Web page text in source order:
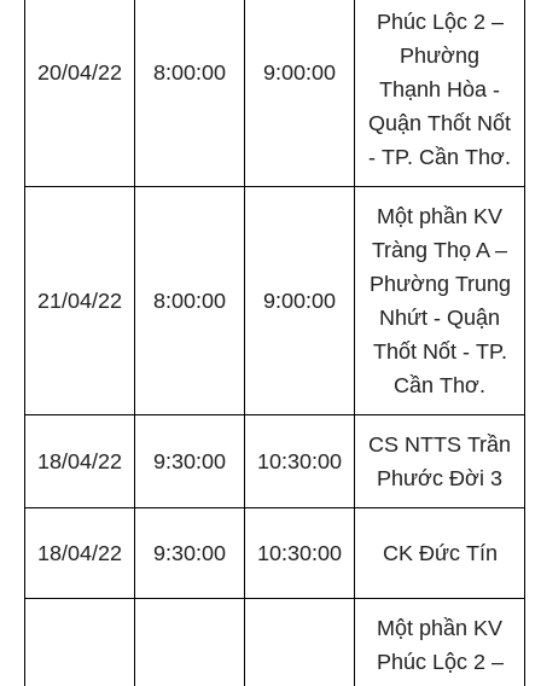
20/04/22 8:00:00 9:00:00
Phúc Lộc 2 –
Phường
Thạnh Hòa -
Quận Thốt Nốt
- TP. Cần Thơ.
21/04/22 8:00:00 9:00:00
Một phần KV
Tràng Thọ A –
Phường Trung
Nhứt - Quận
Thốt Nốt - TP.
Cần Thơ.
18/04/22 9:30:00 10:30:00
CS NTTS Trần
Phước Đời 3
18/04/22 9:30:00 10:30:00 CK Đức Tín
Một phần KV
Phúc Lộc 2 –